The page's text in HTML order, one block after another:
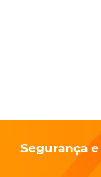
Segurança e